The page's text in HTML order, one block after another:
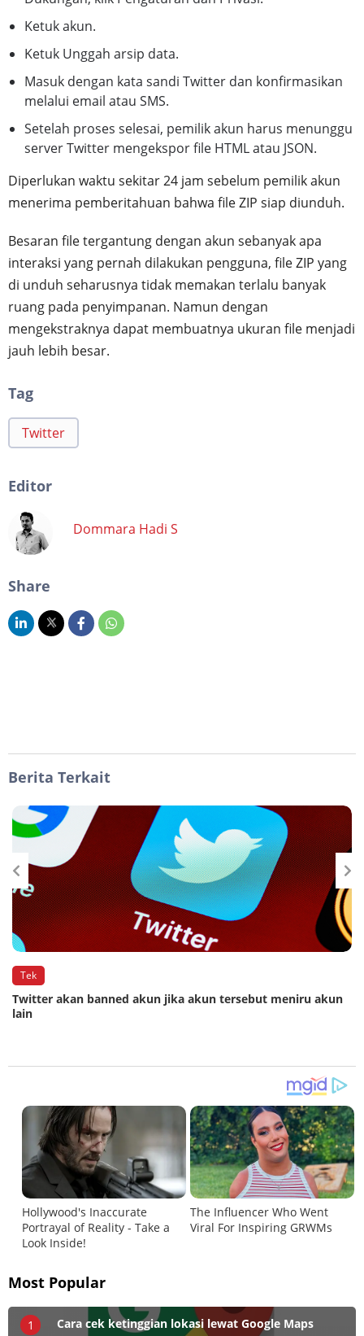
Ketuk akun.
Ketuk Unggah arsip data.
Masuk dengan kata sandi Twitter dan konfirmasikan
melalui email atau SMS.
Setelah proses selesai, pemilik akun harus menunggu
server Twitter mengekspor file HTML atau JSON.
Diperlukan waktu sekitar 24 jam sebelum pemilik akun
menerima pemberitahuan bahwa file ZIP siap diunduh.
Besaran file tergantung dengan akun sebanyak apa
interaksi yang pernah dilakukan pengguna, file ZIP yang
di unduh seharusnya tidak memakan terlalu banyak
ruang pada penyimpanan. Namun dengan
mengekstraknya dapat membuatnya ukuran file menjadi
jauh lebih besar.
Tag
Twitter
Editor
Dommara Hadi S
Share
Berita Terkait
Tek
Twitter akan banned akun jika akun tersebut meniru akun
lain
Most Popular
1 Cara cek ketinggian lokasi lewat Google Maps